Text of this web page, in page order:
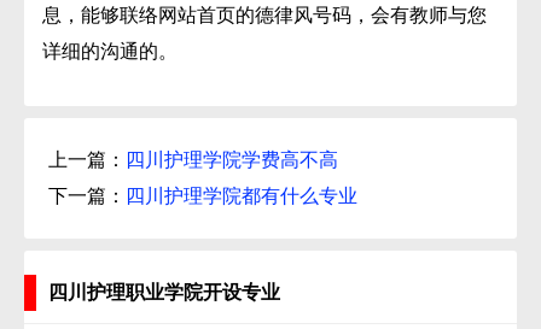
息，能够联络网站首页的德律风号码，会有教师与您
详细的沟通的。
上一篇： 四川护理学院学费高不高
下一篇： 四川护理学院都有什么专业
四川护理职业学院开设专业